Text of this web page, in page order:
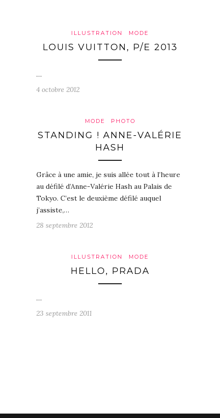
ILLUSTRATION MODE
LOUIS VUITTON, P/E 2013
…
4 octobre 2012
MODE PHOTO
STANDING ! ANNE-VALÉRIE
HASH
Grâce à une amie, je suis allée tout à l’heure
au défilé d’Anne-Valérie Hash au Palais de
Tokyo. C’est le deuxième défilé auquel
j’assiste,…
28 septembre 2012
ILLUSTRATION MODE
HELLO, PRADA
…
23 septembre 2011